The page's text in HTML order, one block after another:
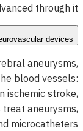
through it.
devices?
aneurysms,
blood vessels:
ischemic stroke,
aneurysms,
microcatheters